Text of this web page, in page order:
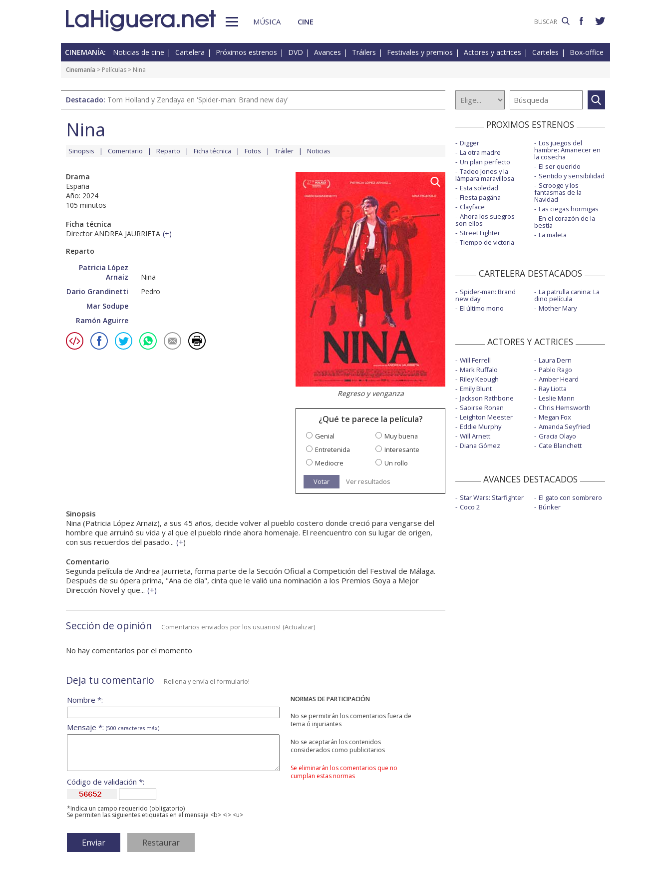
MÚSICA CINE
CINEMANÍA: Noticias de cine Cartelera Próximos estrenos DVD Avances Tráilers Festivales y premios Actores y actrices Carteles Box-office
Cinemanía > Películas > Nina
Destacado: Tom Holland y Zendaya en 'Spider-man: Brand new day'
Nina
Sinopsis Comentario Reparto Ficha técnica Fotos Tráiler Noticias
Drama
España
Año: 2024
105 minutos
Ficha técnica
Director ANDREA JAURRIETA (+)
Reparto
Patricia López
Arnaiz
Nina
Dario Grandinetti
Pedro
Mar Sodupe
Ramón Aguirre
Regreso y venganza
¿Qué te parece la película?
Genial
Muy buena
Entretenida
Interesante
Mediocre
Un rollo
Votar Ver resultados
Sinopsis
Nina (Patricia López Arnaiz), a sus 45 años, decide volver al pueblo costero donde creció para vengarse del
hombre que arruinó su vida y al que el pueblo rinde ahora homenaje. El reencuentro con su lugar de origen,
con sus recuerdos del pasado... (+)
Comentario
Segunda película de Andrea Jaurrieta, forma parte de la Sección Oficial a Competición del Festival de Málaga.
Después de su ópera prima, "Ana de día", cinta que le valió una nominación a los Premios Goya a Mejor
Dirección Novel y que... (+)
Sección de opinión Comentarios enviados por los usuarios! (Actualizar)
No hay comentarios por el momento
Deja tu comentario Rellena y envía el formulario!
NORMAS DE PARTICIPACIÓN
No se permitirán los comentarios fuera de
tema ó injuriantes
No se aceptarán los contenidos
considerados como publicitarios
Se eliminarán los comentarios que no
cumplan estas normas
Nombre *:
Mensaje *: (500 caracteres máx)
Código de validación *:
*Indica un campo requerido (obligatorio)
Se permiten las siguientes etiquetas en el mensaje <b> <i> <u>
PROXIMOS ESTRENOS
Digger
La otra madre
Un plan perfecto
Tadeo Jones y la
lámpara maravillosa
Esta soledad
Fiesta pagäna
Clayface
Ahora los suegros
son ellos
Street Fighter
Tiempo de victoria
Los juegos del
hambre: Amanecer en
la cosecha
El ser querido
Sentido y sensibilidad
Scrooge y los
fantasmas de la
Navidad
Las ciegas hormigas
En el corazón de la
bestia
La maleta
CARTELERA DESTACADOS
Spider-man: Brand
new day
El último mono
La patrulla canina: La
dino película
Mother Mary
ACTORES Y ACTRICES
Will Ferrell
Mark Ruffalo
Riley Keough
Emily Blunt
Jackson Rathbone
Saoirse Ronan
Leighton Meester
Eddie Murphy
Will Arnett
Diana Gómez
Laura Dern
Pablo Rago
Amber Heard
Ray Liotta
Leslie Mann
Chris Hemsworth
Megan Fox
Amanda Seyfried
Gracia Olayo
Cate Blanchett
AVANCES DESTACADOS
Star Wars: Starfighter
Coco 2
El gato con sombrero
Búnker